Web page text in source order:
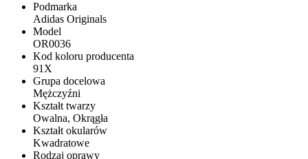
Podmarka
Adidas Originals
Model
OR0036
Kod koloru producenta
91X
Grupa docelowa
Mężczyźni
Kształt twarzy
Owalna, Okrągła
Kształt okularów
Kwadratowe
Rodzaj oprawy